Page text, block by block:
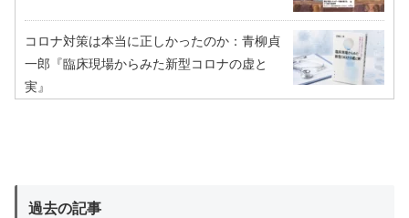
コロナ対策は本当に正しかったのか：青柳貞
一郎『臨床現場からみた新型コロナの虚と
実』
過去の記事